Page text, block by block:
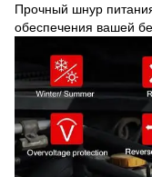
Прочный шнур
обеспечения вашей